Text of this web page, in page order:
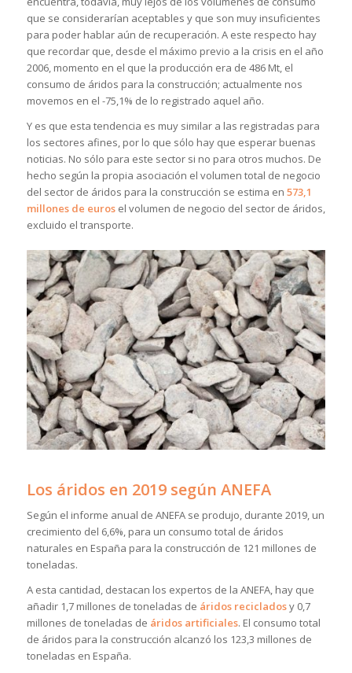
que se considerarían aceptables y que son muy insuficientes
para poder hablar aún de recuperación. A este respecto hay
que recordar que, desde el máximo previo a la crisis en el año
2006, momento en el que la producción era de 486 Mt, el
consumo de áridos para la construcción; actualmente nos
movemos en el -75,1% de lo registrado aquel año.
Y es que esta tendencia es muy similar a las registradas para
los sectores afines, por lo que sólo hay que esperar buenas
noticias. No sólo para este sector si no para otros muchos. De
hecho según la propia asociación el volumen total de negocio
del sector de áridos para la construcción se estima en 573,1
millones de eurosel volumen de negocio del sector de áridos,
excluido el transporte.
Los áridos en 2019 según ANEFA
Según el informe anual de ANEFA se produjo, durante 2019, un
crecimiento del 6,6%, para un consumo total de áridos
naturales en España para la construcción de 121 millones de
toneladas.
A esta cantidad, destacan los expertos de la ANEFA, hay que
añadir 1,7 millones de toneladas de áridos recicladosy 0,7
millones de toneladas de áridos artificiales. El consumo total
de áridos para la construcción alcanzó los 123,3 millones de
toneladas en España.